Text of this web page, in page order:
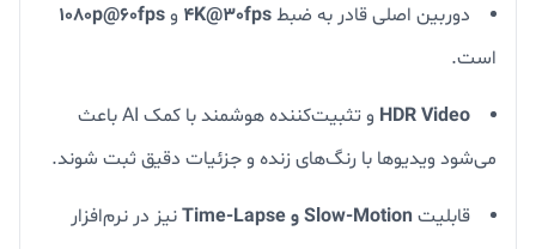
دوربین اصلی قادر به ضبط4K@30fps و1080p@60fps
است.
HDR Video
و تثبیت‌کننده هوشمند با کمک AI باعث
می‌شود ویدیوها با رنگ‌های زنده و جزئیات دقیق ثبت شوند.
قابلیت Slow-Motion و Time-Lapse
نیز در نرم‌افزار